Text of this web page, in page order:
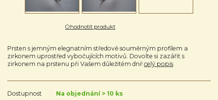
Ohodnotit produkt
Prsten s jemným elegnatním středově souměrným profilem a
zirkonem uprostřed vybočujících motivů. Dovolte si zazářit s
zirkonem na prstenu při Vašem důležitém dni! celý popis
Dostupnost
Na objednání > 10 ks